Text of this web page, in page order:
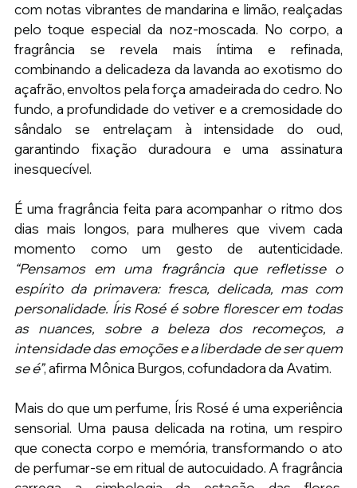
com notas vibrantes de mandarina e limão, realçadas
pelo toque especial da noz-moscada. No corpo, a
fragrância se revela mais íntima e refinada,
combinando a delicadeza da lavanda ao exotismo do
açafrão, envoltos pela força amadeirada do cedro. No
fundo, a profundidade do vetiver e a cremosidade do
sândalo se entrelaçam à intensidade do oud,
garantindo fixação duradoura e uma assinatura
inesquecível.
É uma fragrância feita para acompanhar o ritmo dos
dias mais longos, para mulheres que vivem cada
momento como um gesto de autenticidade.
“Pensamos em uma fragrância que refletisse o
espírito da primavera: fresca, delicada, mas com
personalidade. Íris Rosé é sobre florescer em todas
as nuances, sobre a beleza dos recomeços, a
intensidade das emoções e a liberdade de ser quem
se é”, afirma Mônica Burgos, cofundadora da Avatim.
Mais do que um perfume, Íris Rosé é uma experiência
sensorial. Uma pausa delicada na rotina, um respiro
que conecta corpo e memória, transformando o ato
de perfumar-se em ritual de autocuidado. A fragrância